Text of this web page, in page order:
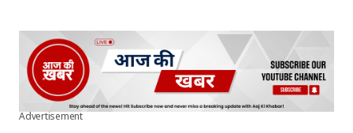
Advertisement